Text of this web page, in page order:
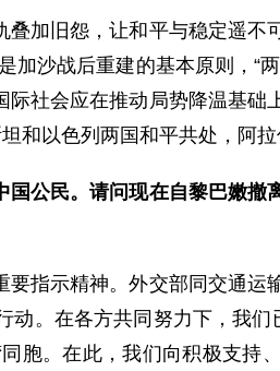
加旧怨，让和平与稳定遥不
加沙战后重建的基本原则，“
社会应在推动局势降温基础
和以色列两国和平共处，阿拉
公民。请问现在自黎巴嫩撤
指示精神。外交部同交通运
。在各方共同努力下，我们
胞。在此，我们向积极支持